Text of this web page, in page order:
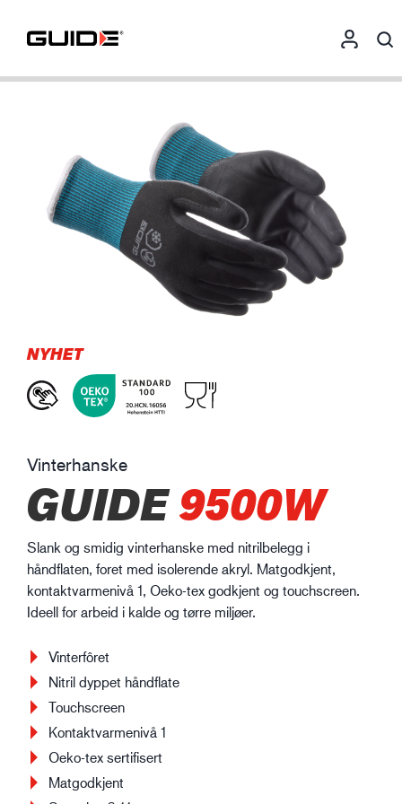
NYHET
Vinterhanske
GUIDE9500W
Slank og smidig vinterhanske med nitrilbelegg i
håndflaten, foret med isolerende akryl. Matgodkjent,
kontaktvarmenivå 1, Oeko-tex godkjent og touchscreen.
Ideell for arbeid i kalde og tørre miljøer.
Vinterfôret
Nitril dyppet håndflate
Touchscreen
Kontaktvarmenivå 1
Oeko-tex sertifisert
Matgodkjent